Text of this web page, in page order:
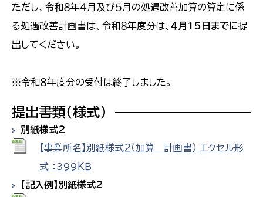
ただし、令和８年４月及び５月の処遇改善加算の算定に係
る処遇改善計画書は、令和８年度分は、 ４月15日までに提
出してください。
※令和８年度分の受付は終了しました。
提出書類（様式）
別紙様式２
【事業所名】別紙様式２（加算 計画書） エクセル形
式 ：399ＫＢ
【記入例】別紙様式２